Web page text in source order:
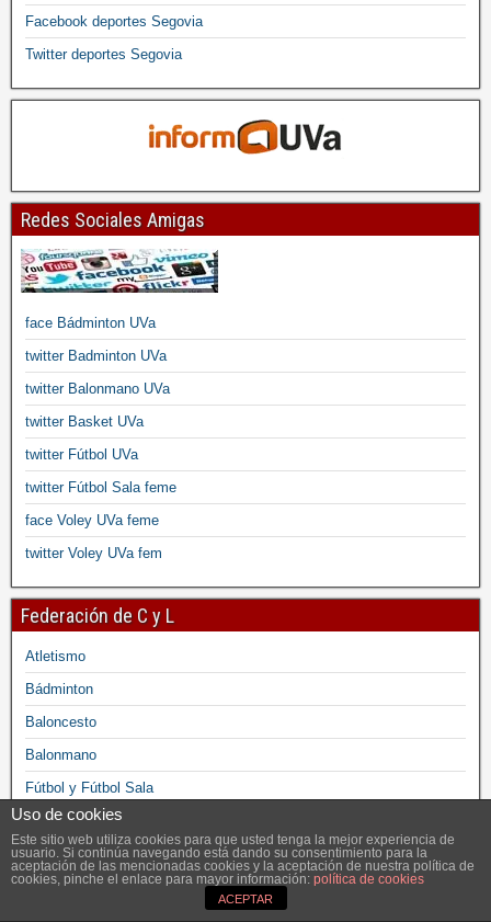
Facebook deportes Segovia
Twitter deportes Segovia
Redes Sociales Amigas
face Bádminton UVa
twitter Badminton UVa
twitter Balonmano UVa
twitter Basket UVa
twitter Fútbol UVa
twitter Fútbol Sala feme
face Voley UVa feme
twitter Voley UVa fem
Federación de C y L
Atletismo
Bádminton
Baloncesto
Balonmano
Fútbol y Fútbol Sala
Pádel
Voleibol
Federación Española
Uso de cookies
Este sitio web utiliza cookies para que usted tenga la mejor experiencia de
usuario. Si continúa navegando está dando su consentimiento para la
aceptación de las mencionadas cookies y la aceptación de nuestra política de
cookies, pinche el enlace para mayor información: política de cookies
ACEPTAR